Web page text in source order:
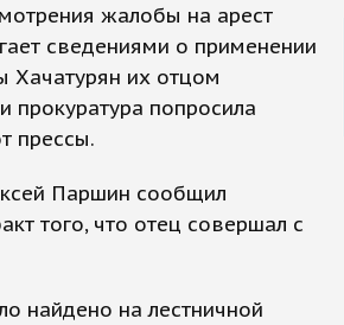
жалобы на арест
сведениями о применении
Хачатурян их отцом
прокуратура попросила
прессы.
Паршин сообщил
того, что отец совершал с
найдено на лестничной